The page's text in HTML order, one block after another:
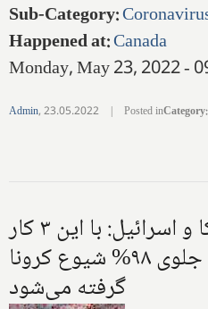
Sub-Category:
Happened at:Canada
Monday, May 23, 2022 -
Admin,23.05.2022 | Posted inCategory:
آخرین تحقیقات آمریکا و اسرائیل: با این ۳ کار
ساده و بدون واکسن جلوی ۹۸% شیوع کرونا
گرفته می‌شود